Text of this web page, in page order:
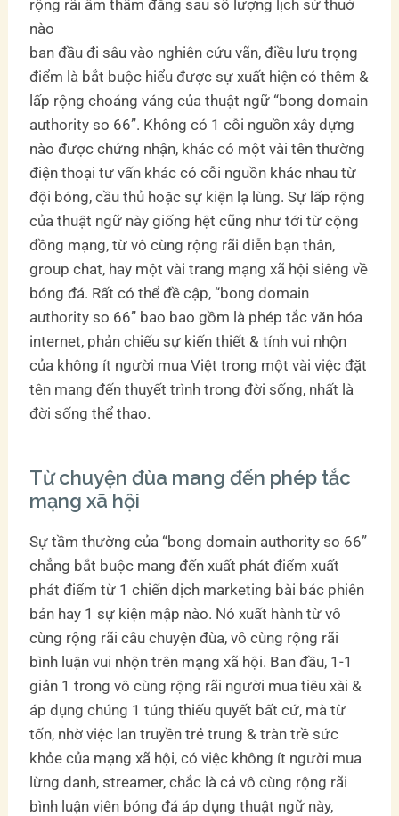
ban đầu đi sâu vào nghiên cứu vãn, điều lưu trọng
điểm là bắt buộc hiểu được sự xuất hiện có thêm &
lấp rộng choáng váng của thuật ngữ “bong domain
authority so 66”. Không có 1 cỗi nguồn xây dựng
nào được chứng nhận, khác có một vài tên thường
điện thoại tư vấn khác có cỗi nguồn khác nhau từ
đội bóng, cầu thủ hoặc sự kiện lạ lùng. Sự lấp rộng
của thuật ngữ này giống hệt cũng như tới từ cộng
đồng mạng, từ vô cùng rộng rãi diễn bạn thân,
group chat, hay một vài trang mạng xã hội siêng về
bóng đá. Rất có thể đề cập, “bong domain
authority so 66” bao bao gồm là phép tắc văn hóa
internet, phản chiếu sự kiến thiết & tính vui nhộn
của không ít người mua Việt trong một vài việc đặt
tên mang đến thuyết trình trong đời sống, nhất là
đời sống thể thao.
Từ chuyện đùa mang đến phép tắc
mạng xã hội
Sự tầm thường của “bong domain authority so 66”
chẳng bắt buộc mang đến xuất phát điểm xuất
phát điểm từ 1 chiến dịch marketing bài bác phiên
bản hay 1 sự kiện mập nào. Nó xuất hành từ vô
cùng rộng rãi câu chuyện đùa, vô cùng rộng rãi
bình luận vui nhộn trên mạng xã hội. Ban đầu, 1-1
giản 1 trong vô cùng rộng rãi người mua tiêu xài &
áp dụng chúng 1 túng thiếu quyết bất cứ, mà từ
tốn, nhờ việc lan truyền trẻ trung & tràn trề sức
khỏe của mạng xã hội, có việc không ít người mua
lừng danh, streamer, chắc là cả vô cùng rộng rãi
bình luận viên bóng đá áp dụng thuật ngữ này,